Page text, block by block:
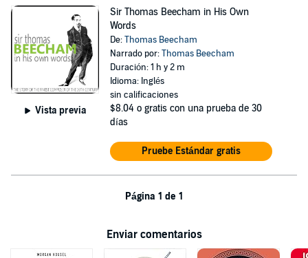
Vista previa
Sir Thomas Beecham in His Own
Words
De:Thomas Beecham
Narrado por:Thomas Beecham
Duración: 1 h y 2 m
Idioma: Inglés
sin calificaciones
$8.04 o gratis con una prueba de 30
días
Pruebe Estándar gratis
Página 1 de 1
Enviar comentarios